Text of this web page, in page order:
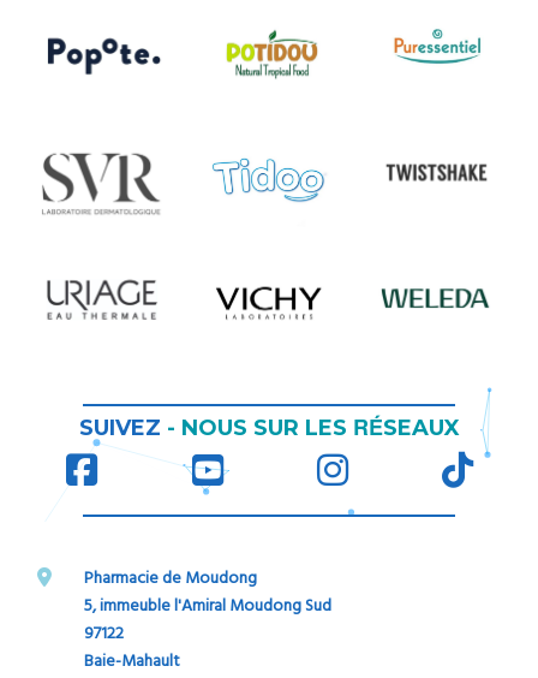
SUIVEZ - NOUS SUR LES RÉSEAUX
Pharmacie de Moudong
5, immeuble l'Amiral Moudong Sud
97122
Baie-Mahault